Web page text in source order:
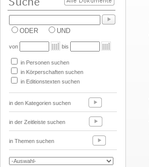
ODER UND
von bis
in Personen suchen
in Körperschaften suchen
in Editionstexten suchen
in den Kategorien suchen
in der Zeitleiste suchen
in Themen suchen